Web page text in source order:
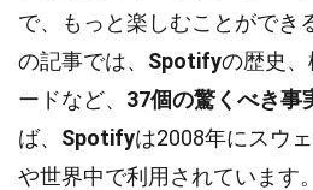
で、もっと楽しむことができ
の記事では、 Spotifyの歴史
ードなど、 37個の驚くべき事
ば、 Spotifyは2008年にスウ
や世界中で利用されています